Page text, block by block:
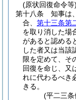
(原状回復命令等)
第十八条
知事は
合、 第十三条第
を取り消した場
があると認める
した者又は当該
限を定めて、そ
回復を命じ、又
れに代わるべき
きる。
(平二三